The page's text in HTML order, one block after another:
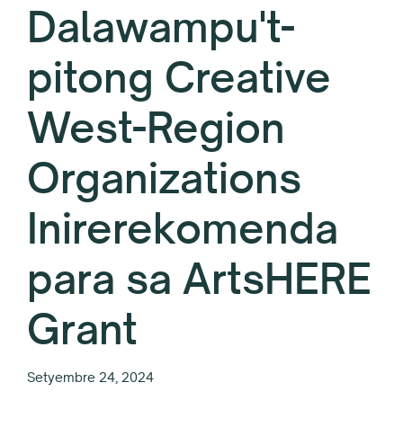
Dalawampu't-
pitong Creative
West-Region
Organizations
Inirerekomenda
para sa ArtsHERE
Grant
Setyembre 24, 2024